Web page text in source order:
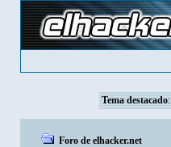
Tema destacado:
Foro de elhacker.net